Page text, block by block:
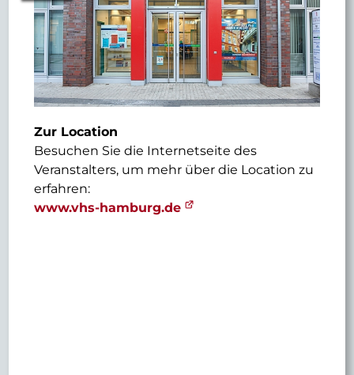
Zur Location
Besuchen Sie die Internetseite des
Veranstalters, um mehr über die Location zu
erfahren:
www.vhs-hamburg.de